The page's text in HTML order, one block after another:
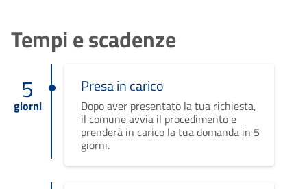
Tempi e scadenze
5
giorni
Presa in carico
Dopo aver presentato la tua richiesta,
il comune avvia il procedimento e
prenderà in carico la tua domanda in 5
giorni.